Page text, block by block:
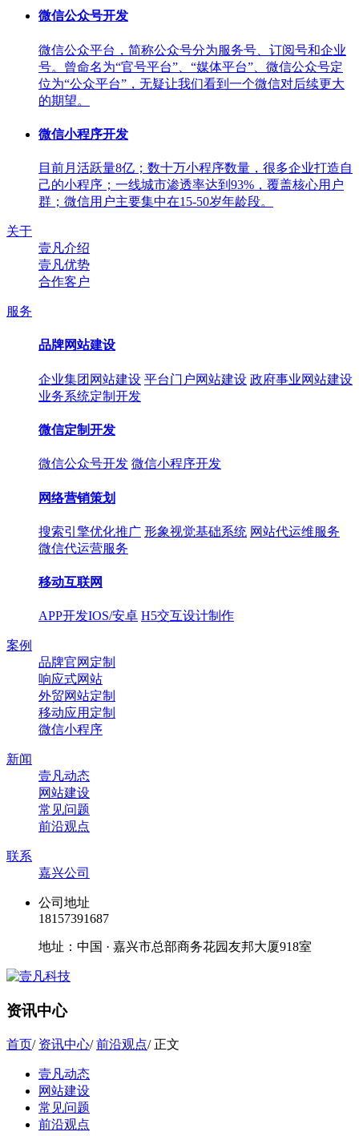
微信公众号开发
微信公众平台，简称公众号分为服务号、订阅号和企业
号。曾命名为“官号平台”、“媒体平台”、微信公众号定
位为“公众平台”，无疑让我们看到一个微信对后续更大
的期望。
微信小程序开发
目前月活跃量8亿；数十万小程序数量，很多企业打造自
己的小程序；一线城市渗透率达到93%，覆盖核心用户
群；微信用户主要集中在15-50岁年龄段。
关于
壹凡介绍
壹凡优势
合作客户
服务
品牌网站建设
企业集团网站建设 平台门户网站建设 政府事业网站建设
业务系统定制开发
微信定制开发
微信公众号开发 微信小程序开发
网络营销策划
搜索引擎优化推广 形象视觉基础系统 网站代运维服务
微信代运营服务
移动互联网
APP开发IOS/安卓 H5交互设计制作
案例
品牌官网定制
响应式网站
外贸网站定制
移动应用定制
微信小程序
新闻
壹凡动态
网站建设
常见问题
前沿观点
联系
嘉兴公司
公司地址
18157391687
地址：中国 · 嘉兴市总部商务花园友邦大厦918室
资讯中心
首页/ 资讯中心/前沿观点/ 正文
壹凡动态
网站建设
常见问题
前沿观点